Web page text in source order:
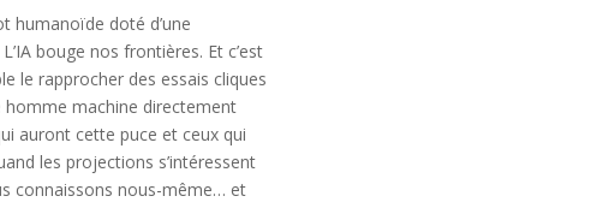
humanoïde doté d’une
bouge nos frontières. Et c’est
le rapprocher des essais cliques
homme machine directement
auront cette puce et ceux qui
les projections s’intéressent
connaissons nous-même… et